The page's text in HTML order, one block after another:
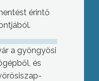
érintő
a gyöngyösi
és